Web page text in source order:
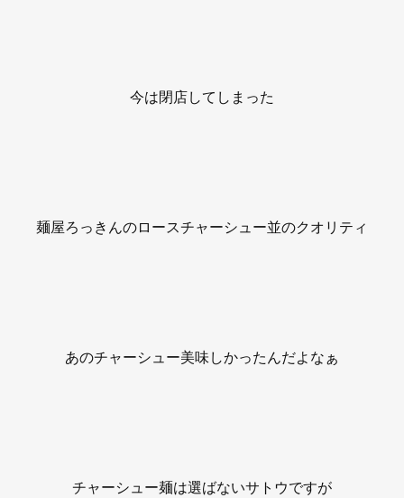
今は閉店してしまった
麺屋ろっきんのロースチャーシュー並のクオリティ
あのチャーシュー美味しかったんだよなぁ
チャーシュー麺は選ばないサトウですが